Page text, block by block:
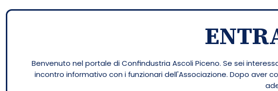
Benvenuto nel portale di Confindustria Ascoli Piceno. Se sei
incontro informativo con i funzionari dell'Associazione. Dopo aver